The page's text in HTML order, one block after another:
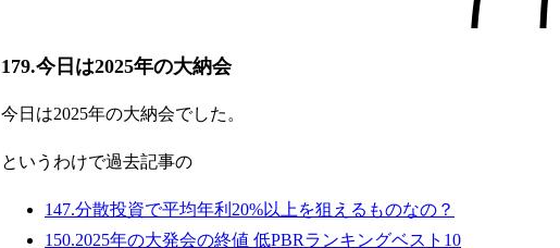
179.今日は2025年の大納会
今日は2025年の大納会でした。
というわけで過去記事の
147.分散投資で平均年利20%以上を狙えるものなの？
150.2025年の大発会の終値 低PBRランキングベスト10